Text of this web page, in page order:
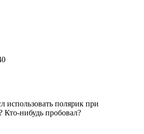
использовать полярик при
Кто-нибудь пробовал?